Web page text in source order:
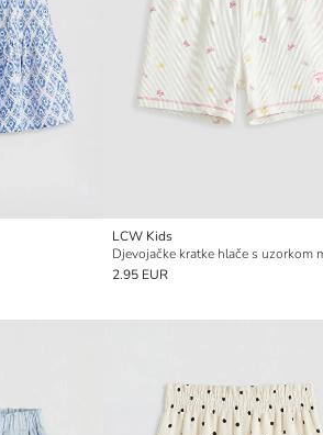
LCW Kids
Djevojačke kratke hlače s uzorkom
2.95 EUR